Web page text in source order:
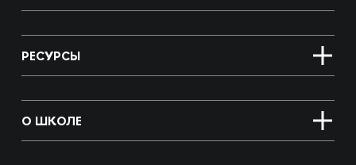
РЕСУРСЫ
О ШКОЛЕ